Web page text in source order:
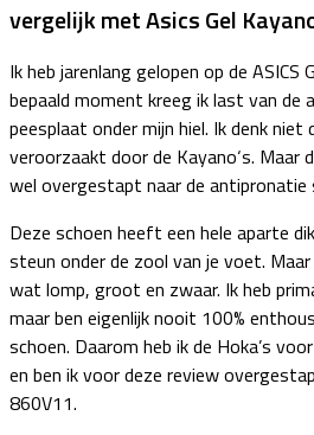
vergelijk met Asics Gel
Ik heb jarenlang gelopen op de ASICS
bepaald moment kreeg ik last van de
peesplaat onder mijn hiel. Ik denk niet
veroorzaakt door de Kayano‘s. Maar
wel overgestapt naar de antipronatie
Deze schoen heeft een hele aparte
steun onder de zool van je voet.
wat lomp, groot en zwaar. Ik heb
maar ben eigenlijk nooit 100%
schoen. Daarom heb ik de Hoka’s
en ben ik voor deze review
860V11.